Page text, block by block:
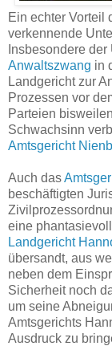
Ein echter Vorteil
verkennende
Insbesondere
Anwaltszwang in
Landgericht zur
Prozessen vor
Parteien
Schwachsinn
Amtsgericht
Auch das
beschäftigten
eine
Landgericht
übersandt, aus
neben dem
Sicherheit noch
um seine
Amtsgerichts
Ausdruck zu